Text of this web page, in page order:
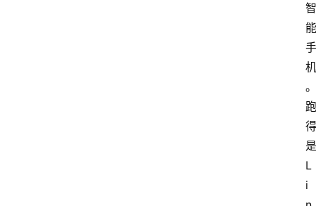
智
能
手
机
。
跑
得
是
L
i